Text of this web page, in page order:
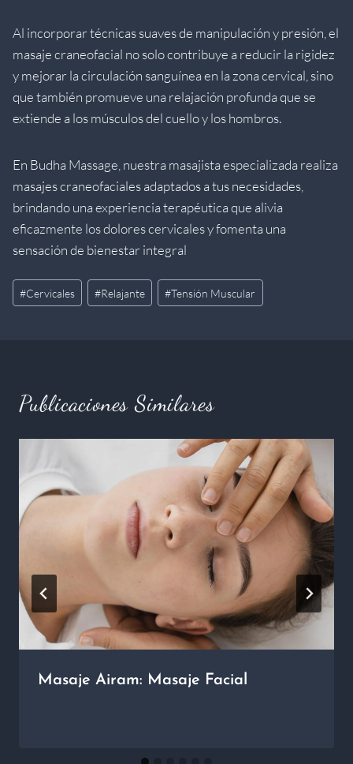
Al incorporar técnicas suaves de manipulación y presión, el
masaje craneofacial no solo contribuye a reducir la rigidez
y mejorar la circulación sanguínea en la zona cervical, sino
que también promueve una relajación profunda que se
extiende a los músculos del cuello y los hombros.
En Budha Massage, nuestra masajista especializada realiza
masajes craneofaciales adaptados a tus necesidades,
brindando una experiencia terapéutica que alivia
eficazmente los dolores cervicales y fomenta una
sensación de bienestar integral
Etiquetas
de
#Cervicales #Relajante #Tensión Muscular
Publicaciones Similares
Masaje Airam: Masaje Facial